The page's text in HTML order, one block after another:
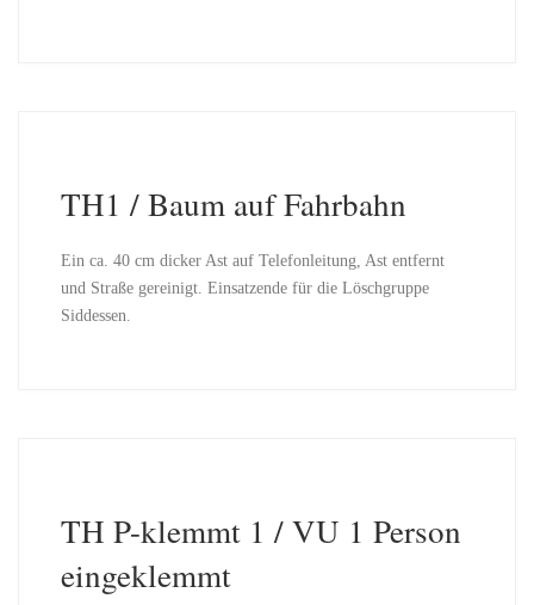
TH1 / Baum auf Fahrbahn
Ein ca. 40 cm dicker Ast auf Telefonleitung, Ast entfernt
und Straße gereinigt. Einsatzende für die Löschgruppe
Siddessen.
TH P-klemmt 1 / VU 1 Person
eingeklemmt